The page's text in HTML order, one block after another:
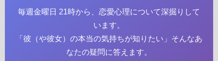
毎週金曜日 21時から、恋愛心理について深掘りして
います。
「彼（や彼女）の本当の気持ちが知りたい」そんなあ
なたの疑問に答えます。